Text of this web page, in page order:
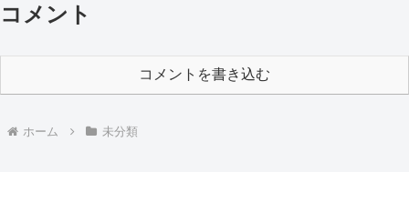
コメント
コメントを書き込む
ホーム 未分類